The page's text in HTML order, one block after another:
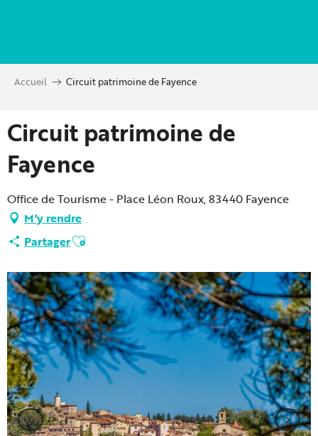
principal
Accueil Circuit patrimoine de Fayence
Circuit patrimoine de
Fayence
Office de Tourisme - Place Léon Roux, 83440 Fayence
M'y rendre
PartagerAjouter aux favoris